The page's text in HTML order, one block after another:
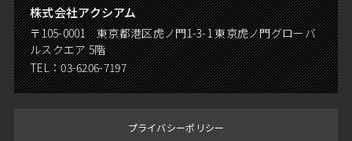
株式会社アクシアム
〒105-0001 東京都港区虎ノ門1-3-1 東京虎ノ門グローバ
ルスクエア 5階
TEL：03-6206-7197
プライバシーポリシー